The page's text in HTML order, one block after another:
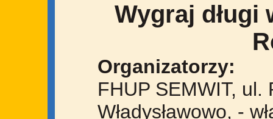
Wygraj długi
Organizatorzy:
FHUP SEMWIT,
Władysławowo, -